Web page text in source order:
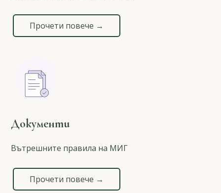
Прочети повече →
Документи
Вътрешните правила на МИГ
Прочети повече →